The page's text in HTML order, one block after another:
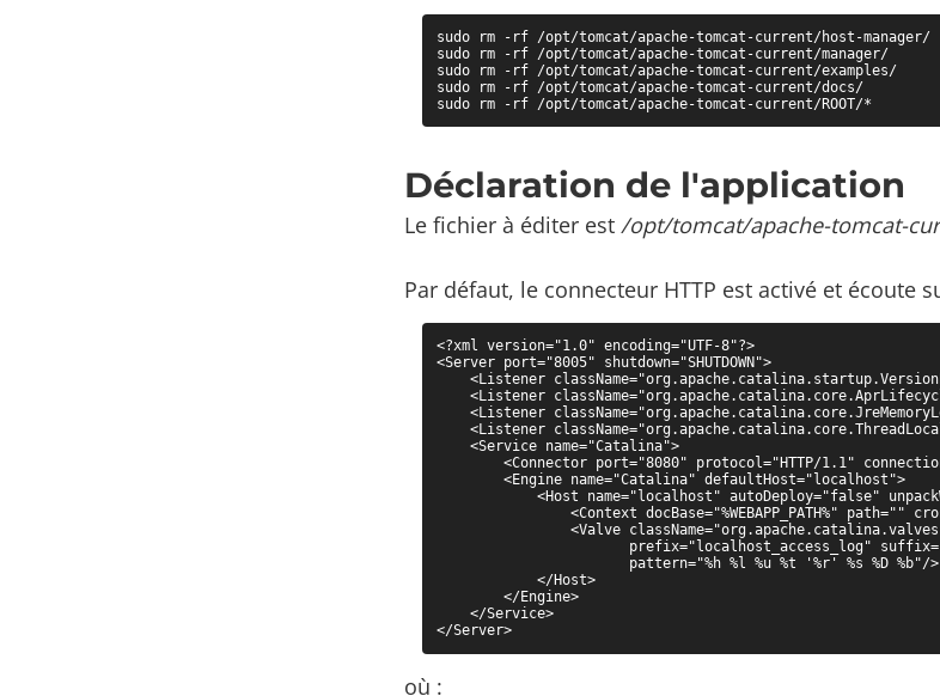
sudo rm -rf /opt/tomcat/apache-tomcat-current/host-manager/
sudo rm -rf /opt/tomcat/apache-tomcat-current/manager/
sudo rm -rf /opt/tomcat/apache-tomcat-current/examples/
sudo rm -rf /opt/tomcat/apache-tomcat-current/docs/
sudo rm -rf /opt/tomcat/apache-tomcat-current/ROOT/*
Déclaration de l'application
Le fichier à éditer est /opt/tomcat/apache-tomcat-
Par défaut, le connecteur HTTP est activé et écoute
<?xml version="1.0" encoding="UTF-8"?>
<Server port="8005" shutdown="SHUTDOWN">
<Listener
<Listener
<Listener
<Listener
    <Service name="Catalina">
<Connector port="8080" protocol="HTTP/1.1"
        <Engine name="Catalina" defaultHost="localhost">
<Host name="localhost" autoDeploy="false"
<Context docBase="%WEBAPP_PATH%" path=""
<Valve
prefix="localhost_access_log"
                       pattern="%h %l %u %t '%r' %s %D %b"/>
            </Host>
        </Engine>
    </Service>
</Server>
où :